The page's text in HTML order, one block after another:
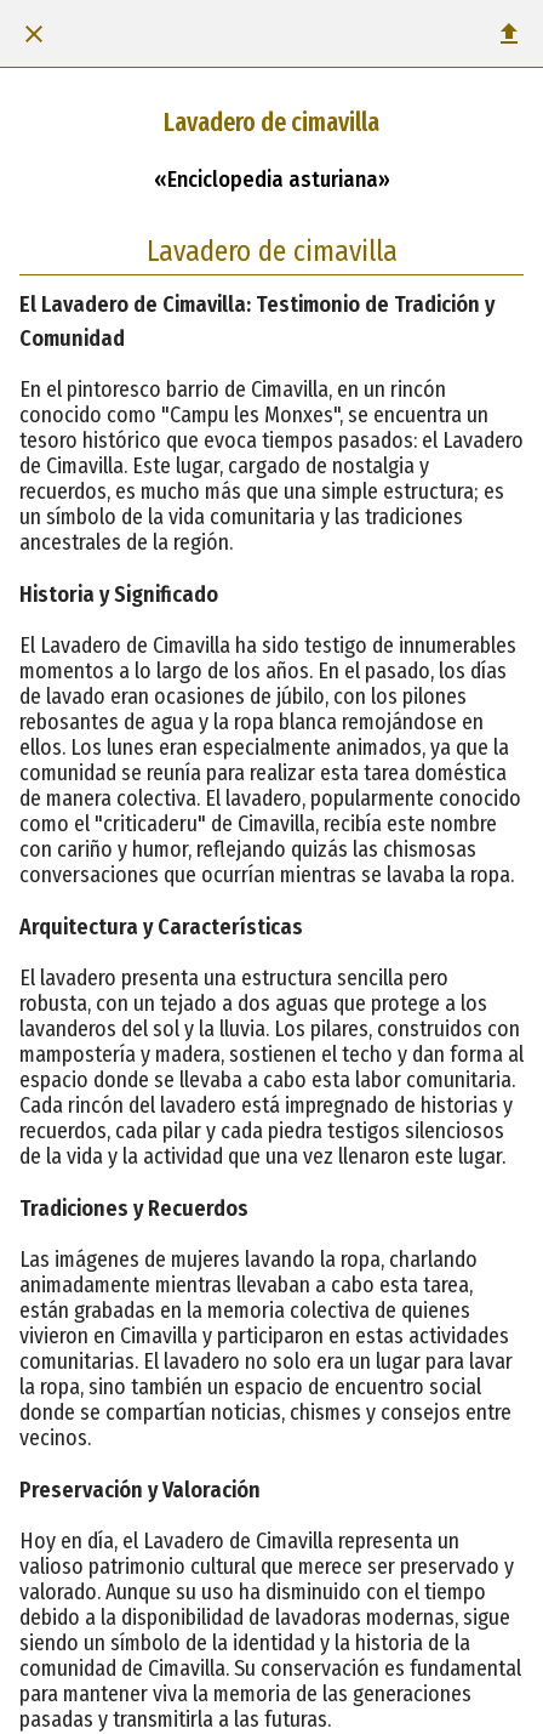
Lavadero de cimavilla
«Enciclopedia asturiana»
Lavadero de cimavilla
El Lavadero de Cimavilla: Testimonio de Tradición y
Comunidad
En el pintoresco barrio de Cimavilla, en un rincón
conocido como "Campu les Monxes", se encuentra un
tesoro histórico que evoca tiempos pasados: el Lavadero
de Cimavilla. Este lugar, cargado de nostalgia y
recuerdos, es mucho más que una simple estructura; es
un símbolo de la vida comunitaria y las tradiciones
ancestrales de la región.
Historia y Significado
El Lavadero de Cimavilla ha sido testigo de innumerables
momentos a lo largo de los años. En el pasado, los días
de lavado eran ocasiones de júbilo, con los pilones
rebosantes de agua y la ropa blanca remojándose en
ellos. Los lunes eran especialmente animados, ya que la
comunidad se reunía para realizar esta tarea doméstica
de manera colectiva. El lavadero, popularmente conocido
como el "criticaderu" de Cimavilla, recibía este nombre
con cariño y humor, reflejando quizás las chismosas
conversaciones que ocurrían mientras se lavaba la ropa.
Arquitectura y Características
El lavadero presenta una estructura sencilla pero
robusta, con un tejado a dos aguas que protege a los
lavanderos del sol y la lluvia. Los pilares, construidos con
mampostería y madera, sostienen el techo y dan forma al
espacio donde se llevaba a cabo esta labor comunitaria.
Cada rincón del lavadero está impregnado de historias y
recuerdos, cada pilar y cada piedra testigos silenciosos
de la vida y la actividad que una vez llenaron este lugar.
Tradiciones y Recuerdos
Las imágenes de mujeres lavando la ropa, charlando
animadamente mientras llevaban a cabo esta tarea,
están grabadas en la memoria colectiva de quienes
vivieron en Cimavilla y participaron en estas actividades
comunitarias. El lavadero no solo era un lugar para lavar
la ropa, sino también un espacio de encuentro social
donde se compartían noticias, chismes y consejos entre
vecinos.
Preservación y Valoración
Hoy en día, el Lavadero de Cimavilla representa un
valioso patrimonio cultural que merece ser preservado y
valorado. Aunque su uso ha disminuido con el tiempo
debido a la disponibilidad de lavadoras modernas, sigue
siendo un símbolo de la identidad y la historia de la
comunidad de Cimavilla. Su conservación es fundamental
para mantener viva la memoria de las generaciones
pasadas y transmitirla a las futuras.